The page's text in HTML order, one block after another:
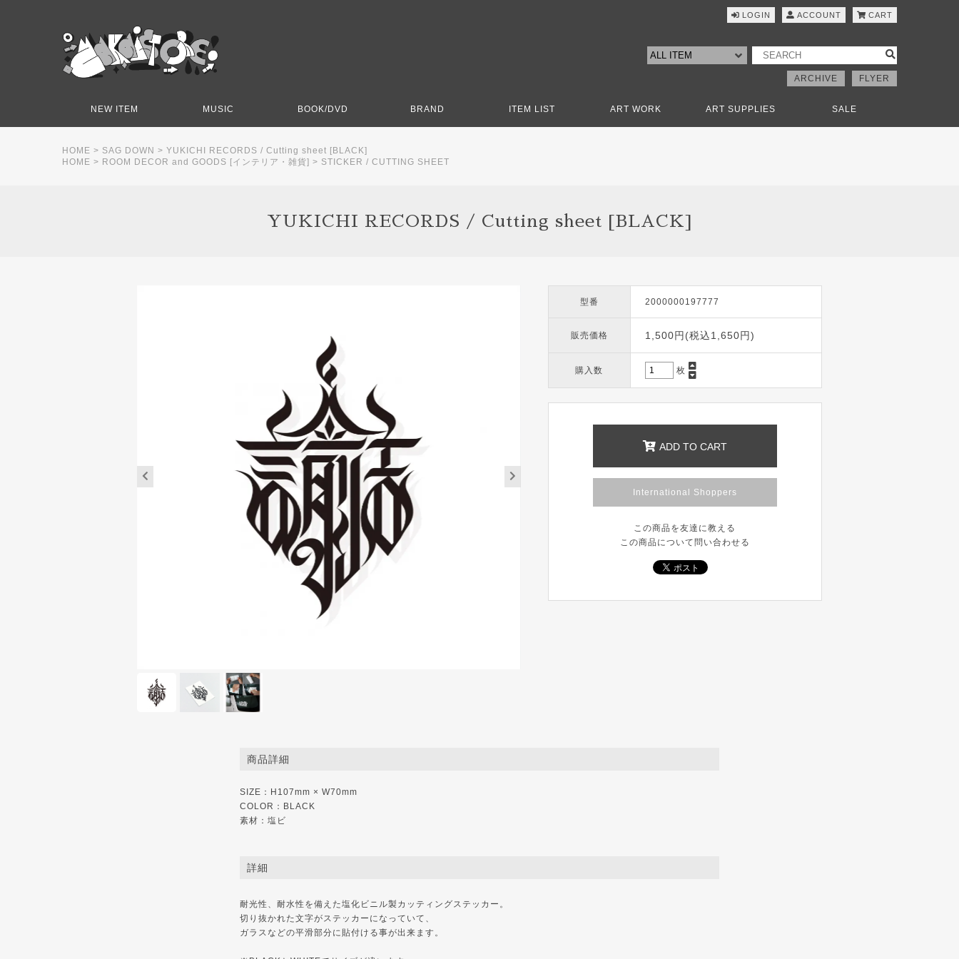
LOGIN ACCOUNT CART
ARCHIVE FLYER
NEW ITEM MUSIC BOOK/DVD BRAND ITEM LIST ART WORK ART SUPPLIES SALE
HOME > SAG DOWN > YUKICHI RECORDS / Cutting sheet [BLACK]
HOME > ROOM DECOR and GOODS [インテリア・雑貨] > STICKER / CUTTING SHEET
YUKICHI RECORDS / Cutting sheet [BLACK]
商品詳細
SIZE：H107mm × W70mm
COLOR：BLACK
素材：塩ビ
詳細
耐光性、耐水性を備えた塩化ビニル製カッティングステッカー。
切り抜かれた文字がステッカーになっていて、
ガラスなどの平滑部分に貼付ける事が出来ます。
型番 2000000197777
販売価格 1,500円(税込1,650円)
購入数 枚
ADD TO CART
International Shoppers
この商品を友達に教える
この商品について問い合わせる